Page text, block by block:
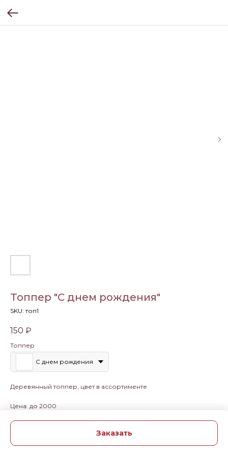
Топпер "С днем рождения"
SKU:топ1
150 ₽
Топпер
С днем рождения
Заказать
Деревянный топпер, цвет в ассортименте
Цена: до 2000